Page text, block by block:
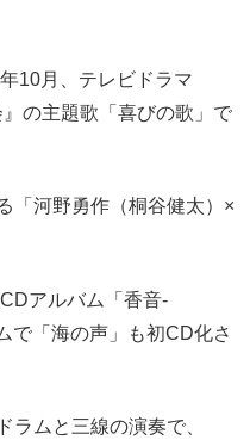
10月、テレビドラマ
の主題歌「喜びの歌」で
「河野勇作（桐谷健太）×
アルバム「香音-
で「海の声」も初CD化さ
ラムと三線の演奏で、